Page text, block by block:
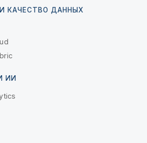
КАЧЕСТВО ДАННЫХ
ИИ